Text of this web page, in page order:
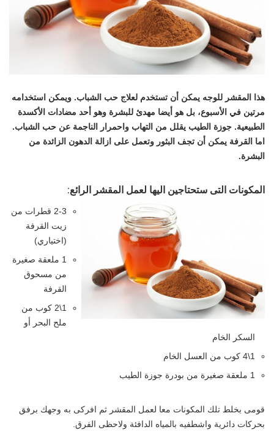
هذا المقشر للوجه يمكن أن تستخدم لعلاج حب الشباب. ويمكن استخدامه
مرتين في الأسبوع، بل هو أيضا مهدئ للبشرة وهو أحد مضادات الأكسدة
الطبيعية. جوزة الطيب يقلل من التهاب واحمرار الناجمة عن حب الشباب.
اما القرفة يمكن أن تجف البثور وتعمل على ازالة الدهون الزائدة من
البشرة.
المكونات التى ستحتاجين اليها لعمل المقشر الرائع:
2-3 قطرات من
زيت القرفة
(اختياري)
1 ملعقة صغيرة
من مسحوق
القرفة
1\2 كوب من
ملح البحر أو
السكر الخام
1\4 كوب من العسل الخام
1 ملعقة صغيرة من بودرة جوزة الطيب
قومى بخلط تلك المكونات معا لعمل المقشر ثم افركى به وجهك برفق
بحركات دائرية واشطفيه بالمياه الدافئة ولاحظى الفرق.